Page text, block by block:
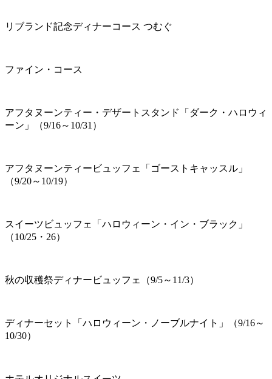
リブランド記念ディナーコース つむぐ
ファイン・コース
アフタヌーンティー・デザートスタンド「ダーク・ハロウィ
ーン」（9/16～10/31）
アフタヌーンティービュッフェ「ゴーストキャッスル」
（9/20～10/19）
スイーツビュッフェ「ハロウィーン・イン・ブラック」
（10/25・26）
秋の収穫祭ディナービュッフェ（9/5～11/3）
ディナーセット「ハロウィーン・ノーブルナイト」（9/16～
10/30）